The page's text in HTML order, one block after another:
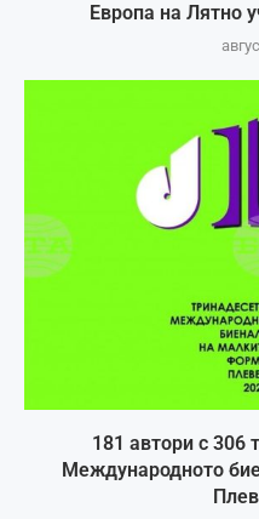
Европа на Лятно
181 автори с 306
Международното